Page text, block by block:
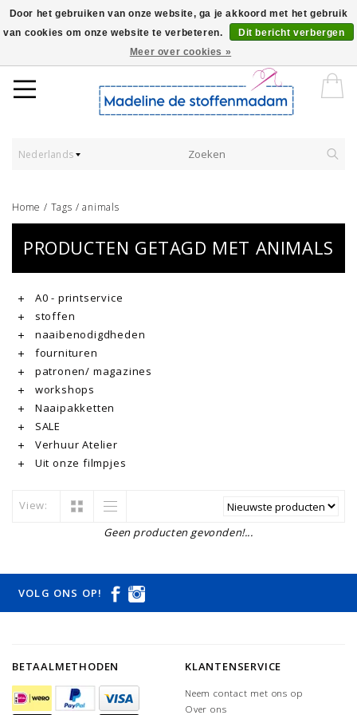
Worldwide Shipping - Onze stoffen worden verkocht per 10 cm.
Nederlands
Home / Tags /animals
PRODUCTEN GETAGD MET ANIMALS
A0 - printservice
stoffen
naaibenodigdheden
fournituren
patronen/ magazines
workshops
Naaipakketten
SALE
Verhuur Atelier
Uit onze filmpjes
View:
Geen producten gevonden!...
VOLG ONS OP!
BETAALMETHODEN KLANTENSERVICE
Neem contact met ons op
Over ons
Door het gebruiken van onze website, ga je akkoord met het gebruik
van cookies om onze website te verbeteren.
Dit bericht verbergen
Meer over cookies »